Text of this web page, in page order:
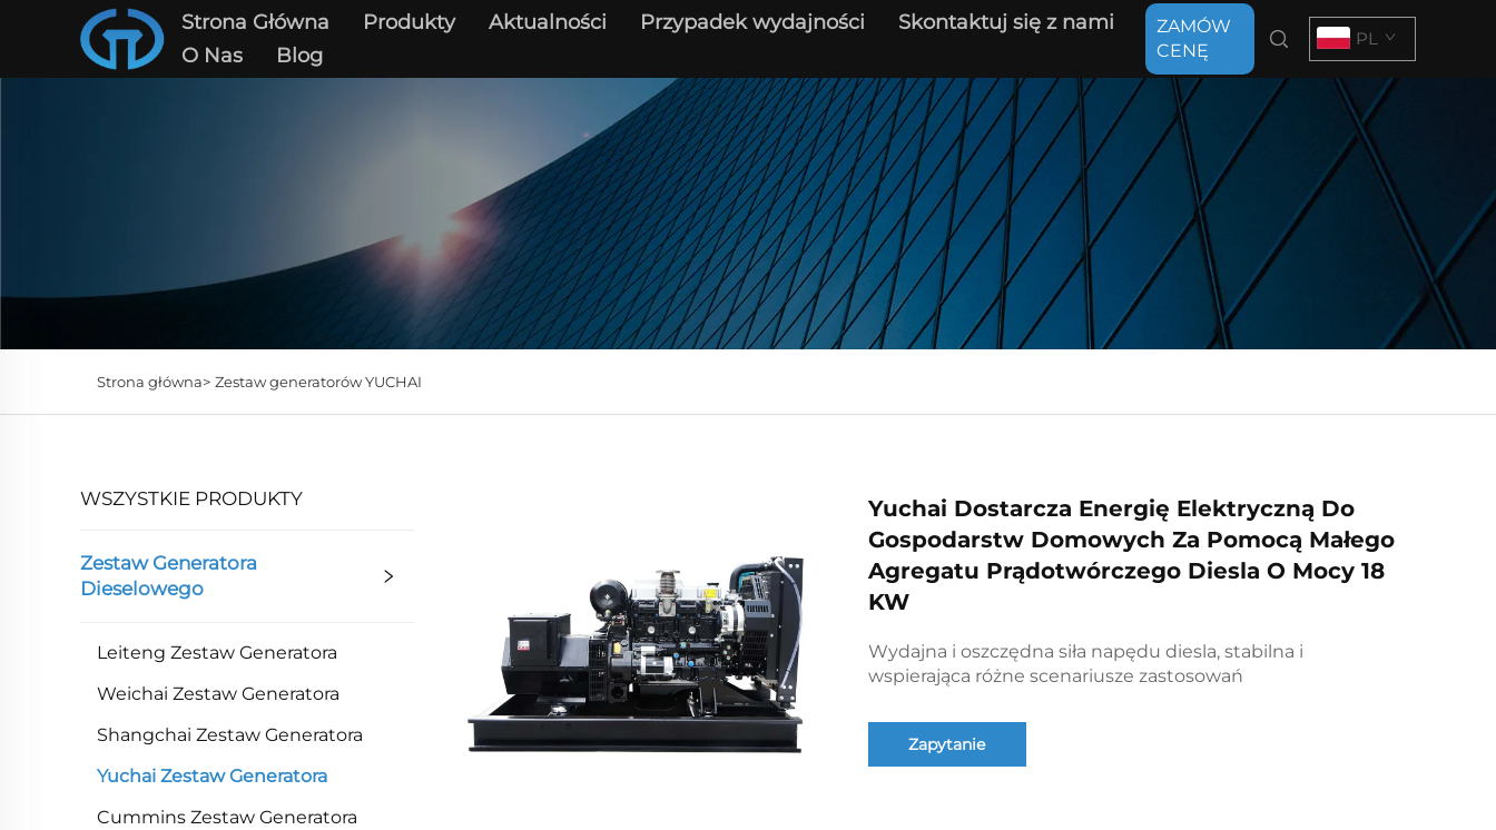
Strona Główna Produkty Aktualności Przypadek wydajności
Skontaktuj się z nami
O Nas
Blog
ZAMÓW
CENĘ
PL
Strona główna> Zestaw generatorów YUCHAI
WSZYSTKIE PRODUKTY
Zestaw Generatora
Dieselowego
Leiteng Zestaw Generatora
Weichai Zestaw Generatora
Shangchai Zestaw Generatora
Yuchai Zestaw Generatora
Cummins Zestaw Generatora
Yuchai Dostarcza Energię Elektryczną Do
Gospodarstw Domowych Za Pomocą Małego
Agregatu Prądotwórczego Diesla O Mocy 18
KW
Wydajna i oszczędna siła napędu diesla, stabilna i
wspierająca różne scenariusze zastosowań
Zapytanie